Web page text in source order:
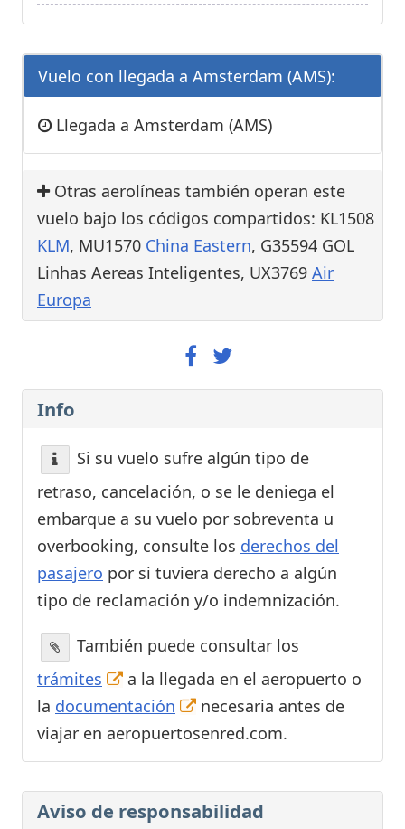
Vuelo con llegada a Amsterdam (AMS):
Llegada a Amsterdam (AMS)
Otras aerolíneas también operan este
vuelo bajo los códigos compartidos: KL1508
KLM, MU1570 China Eastern, G35594 GOL
Linhas Aereas Inteligentes, UX3769 Air
Europa
Info
Si su vuelo sufre algún tipo de
retraso, cancelación, o se le deniega el
embarque a su vuelo por sobreventa u
overbooking, consulte los derechos del
pasajero por si tuviera derecho a algún
tipo de reclamación y/o indemnización.
También puede consultar los
trámites
a la llegada en el aeropuerto o
la documentación
necesaria antes de
viajar en aeropuertosenred.com.
Aviso de responsabilidad